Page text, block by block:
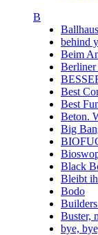
B
behind
Beim
Berliner
Best
Best
Beton.
Big
Black
Bleibt
Bodo
Buster,
bye,